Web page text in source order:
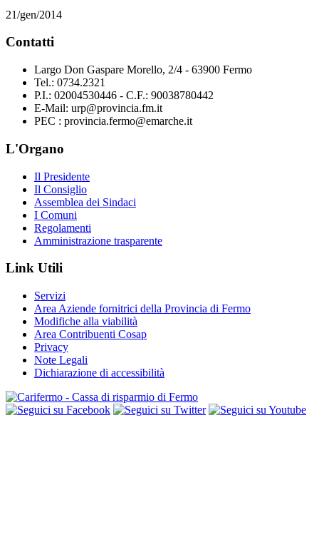
21/gen/2014
Contatti
Largo Don Gaspare Morello, 2/4 - 63900 Fermo
Tel.: 0734.2321
P.I.: 02004530446 - C.F.: 90038780442
E-Mail: urp@provincia.fm.it
PEC : provincia.fermo@emarche.it
L'Organo
Il Presidente
Il Consiglio
Assemblea dei Sindaci
I Comuni
Regolamenti
Amministrazione trasparente
Link Utili
Servizi
Area Aziende fornitrici della Provincia di Fermo
Modifiche alla viabilità
Area Contribuenti Cosap
Privacy
Note Legali
Dichiarazione di accessibilità